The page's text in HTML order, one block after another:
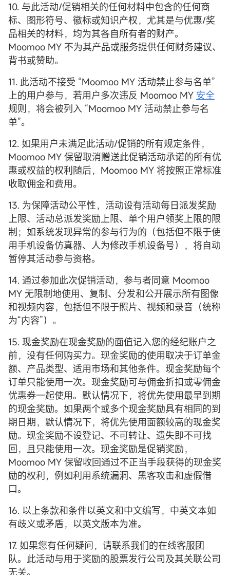
10. 与此活动/促销相关的任何材料中包含的任何商
标、图形符号、徽标或知识产权，尤其是与优惠/奖
品相关的材料，均为其各自所有者的财产。
Moomoo MY 不为其产品或服务提供任何财务建议、
背书或赞助。
11. 此活动不接受 “Moomoo MY 活动禁止参与名单”
上的用户参与，若用户多次违反 Moomoo MY 安全
规则，将会被列入 “Moomoo MY 活动禁止参与名
单”。
12. 如果用户未满足此活动/促销的所有规定条件，
Moomoo MY 保留取消赠送此促销活动承诺的所有优
惠或权益的权利随后，Moomoo MY 将按照正常标准
收取佣金和费用。
13. 为保障活动公平性，活动设有活动每日派发奖励
上限、活动总派发奖励上限、单个用户领奖上限的限
制；如系统发现异常的参与行为的（包括但不限于使
用手机设备仿真器、人为修改手机设备号），将自动
暂停其活动参与资格。
14. 通过参加此次促销活动，参与者同意 Moomoo
MY 无限制地使用、复制、分发和公开展示所有图像
和视频内容，包括但不限于照片、视频和录音（统称
为“内容”）。
15. 现金奖励在现金奖励的面值记入您的经纪账户之
前，没有任何购买力。现金奖励的使用取决于订单金
额、产品类型、适用市场和其他条件。现金奖励每个
订单只能使用一次。现金奖励可与佣金折扣或零佣金
优惠券一起使用。默认情况下，将优先使用最早到期
的现金奖励。如果两个或多个现金奖励具有相同的到
期日期，默认情况下，将优先使用面额较高的现金奖
励。现金奖励不设登记、不可转让、遗失即不可找
回，且只能使用一次。现金奖励是促销奖励，
Moomoo MY 保留收回通过不正当手段获得的现金奖
励的权利，例如利用系统漏洞、黑客攻击和虚假借
口。
16. 以上条款和条件以英文和中文编写，中英文本如
有歧义或矛盾，以英文版本为准。
17. 如果您有任何疑问，请联系我们的在线客服团
队。此活动与用于奖励的股票发行公司及其关联公司
无关。